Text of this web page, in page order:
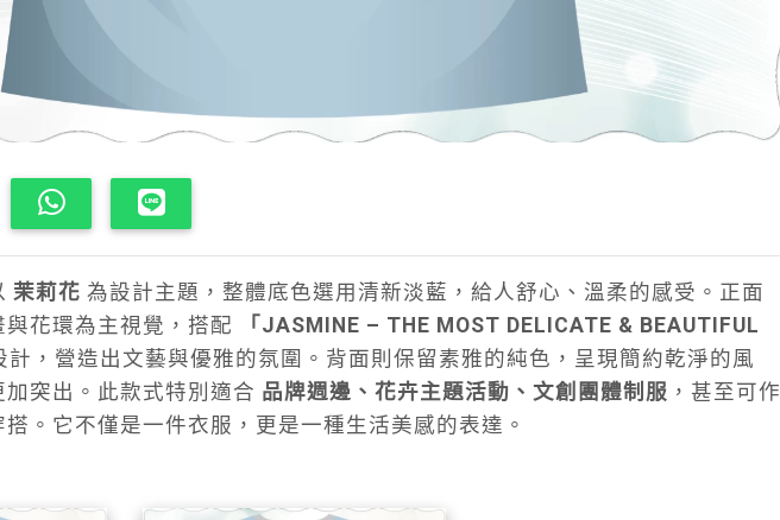
茉莉花 為設計主題，整體底色選用清新淡藍，給人舒心、溫柔的感受。正面
花環為主視覺，搭配
「JASMINE – THE MOST DELICATE & BEAUTIFUL
計，營造出文藝與優雅的氛圍。背面則保留素雅的純色，呈現簡約乾淨的風
突出。此款式特別適合 品牌週邊、花卉主題活動、文創團體制服 ，甚至可作
。它不僅是一件衣服，更是一種生活美感的表達。